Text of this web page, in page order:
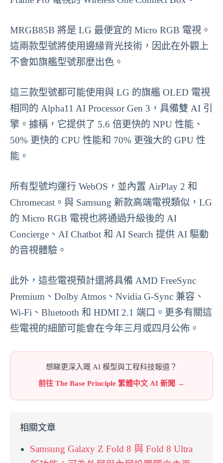
MRGB85B 將是 LG 最便宜的 Micro RGB 電視。
這兩款型號將使用邊緣背光技術，因此在外觀上
不會如旗艦型號那麼出色。
這三款型號都可能使用與 LG 的旗艦 OLED 電視
相同的 Alpha11 AI Processor Gen 3，具備雙 AI 引
擎。據稱，它提供了 5.6 倍更快的 NPU 性能、
50% 更快的 CPU 性能和 70% 更強大的 GPU 性
能。
所有型號均運行 WebOS，並內置 AirPlay 2 和
Chromecast。與 Samsung 新款高端電視類似，LG
的 Micro RGB 電視也將通過升級後的 AI
Concierge、AI Chatbot 和 AI Search 提供 AI 驅動
的音視體驗。
此外，這些電視預計還將具備 AMD FreeSync
Premium、Dolby Atmos、Nvidia G-Sync 兼容、
Wi-Fi、Bluetooth 和 HDMI 2.1 端口。更多有關這
些電視的細節可能會在今年三月或四月公佈。
想睇更深入嘅 AI 模型與工程科技報道？
前往 The Base Principle 繁體中文 AI 新聞 →
相關文章
Samsung Galaxy Z Fold 8 與 Fold 8 Ultra